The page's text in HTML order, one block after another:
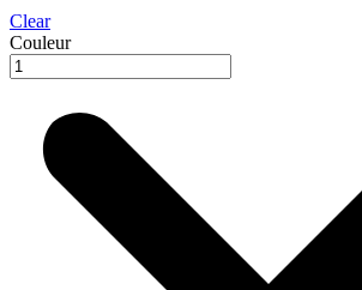
Clear
Couleur